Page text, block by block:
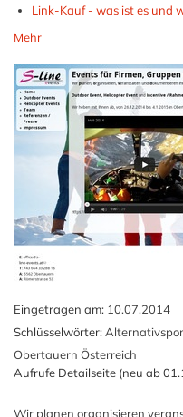
Link-Kauf - was ist es und
Mehr
Eingetragen am: 10.07.2014
Schlüsselwörter:
Obertauern Österreich
Aufrufe Detailseite (neu ab
Wir planen organisieren